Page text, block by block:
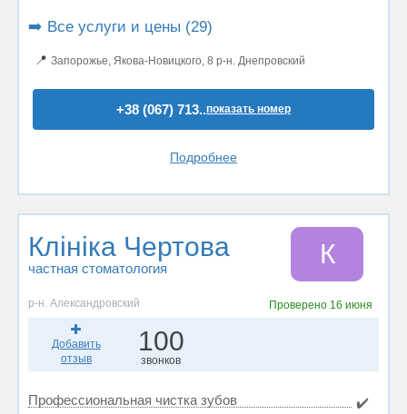
➡️ Все услуги и цены (29)
📍 Запорожье, Якова-Новицкого, 8 р-н. Днепровский
+38 (067) 713..показать номер
Подробнее
Клініка Чертова
частная стоматология К
р-н. Александровский Проверено 16 июня
Добавить
отзыв
100
звонков
Профессиональная чистка зубов
✔️